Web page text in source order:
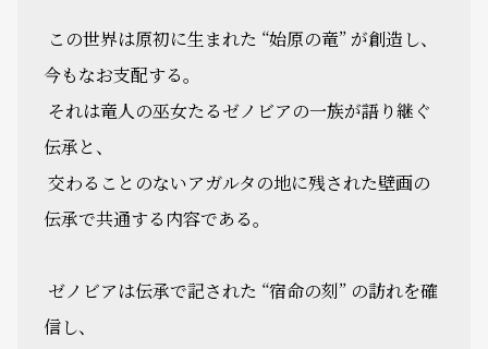
この世界は原初に生まれた “始原の竜” が創造し、
今もなお支配する―――。
それは竜人の巫女たるゼノビアの一族が語り継ぐ
伝承と、
交わることのないアガルタの地に残された壁画の
伝承で共通する内容である。
ゼノビアは伝承で記された “宿命の刻” の訪れを確
信し、